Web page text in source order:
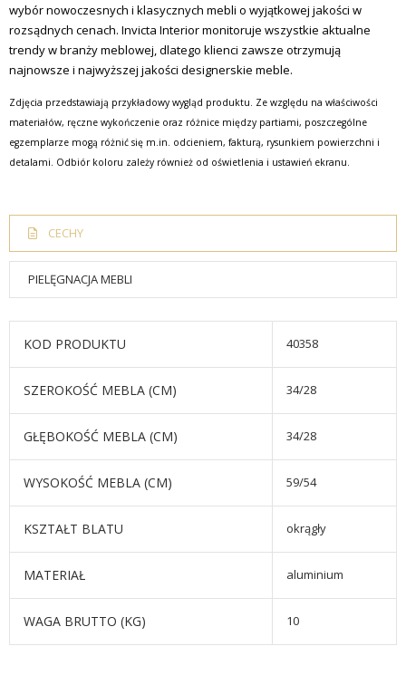
wybór nowoczesnych i klasycznych mebli o wyjątkowej jakości w
rozsądnych cenach. Invicta Interior monitoruje wszystkie aktualne
trendy w branży meblowej, dlatego klienci zawsze otrzymują
najnowsze i najwyższej jakości designerskie meble.
Zdjęcia przedstawiają przykładowy wygląd produktu. Ze względu na właściwości
materiałów, ręczne wykończenie oraz różnice między partiami, poszczególne
egzemplarze mogą różnić się m.in. odcieniem, fakturą, rysunkiem powierzchni i
detalami. Odbiór koloru zależy również od oświetlenia i ustawień ekranu.
CECHY
PIELĘGNACJA MEBLI
KOD PRODUKTU 40358
SZEROKOŚĆ MEBLA (CM) 34/28
GŁĘBOKOŚĆ MEBLA (CM) 34/28
WYSOKOŚĆ MEBLA (CM) 59/54
KSZTAŁT BLATU okrągły
MATERIAŁ aluminium
WAGA BRUTTO (KG) 10